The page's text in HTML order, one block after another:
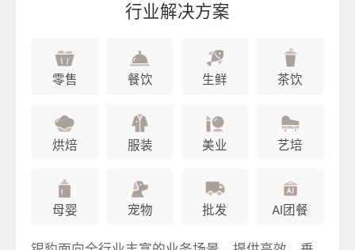
行业解决方案
零售 餐饮 生鲜 茶饮
烘焙 服装 美业 艺培
母婴 宠物 批发 AI团餐